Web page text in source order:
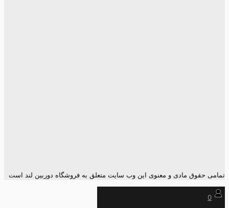
تمامی حقوق مادی و معنوی این وب سایت متعلق به فروشگاه دوربین لند است
0